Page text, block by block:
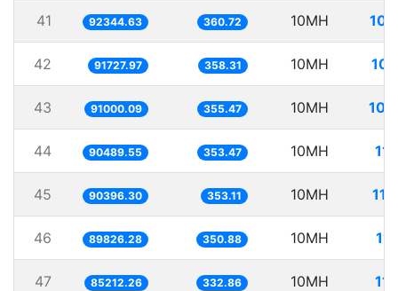
41 92344.63 360.72 10MH
42 91727.97 358.31 10MH
43 91000.09 355.47 10MH
44 90489.55 353.47 10MH
45 90396.30 353.11 10MH
46 89826.28 350.88 10MH
47 85212.26 332.86 10MH